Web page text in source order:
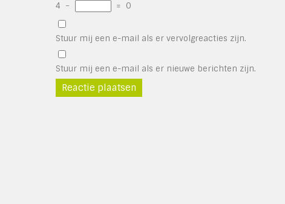
4 − = 0
Stuur mij een e-mail als er vervolgreacties zijn.
Stuur mij een e-mail als er nieuwe berichten zijn.